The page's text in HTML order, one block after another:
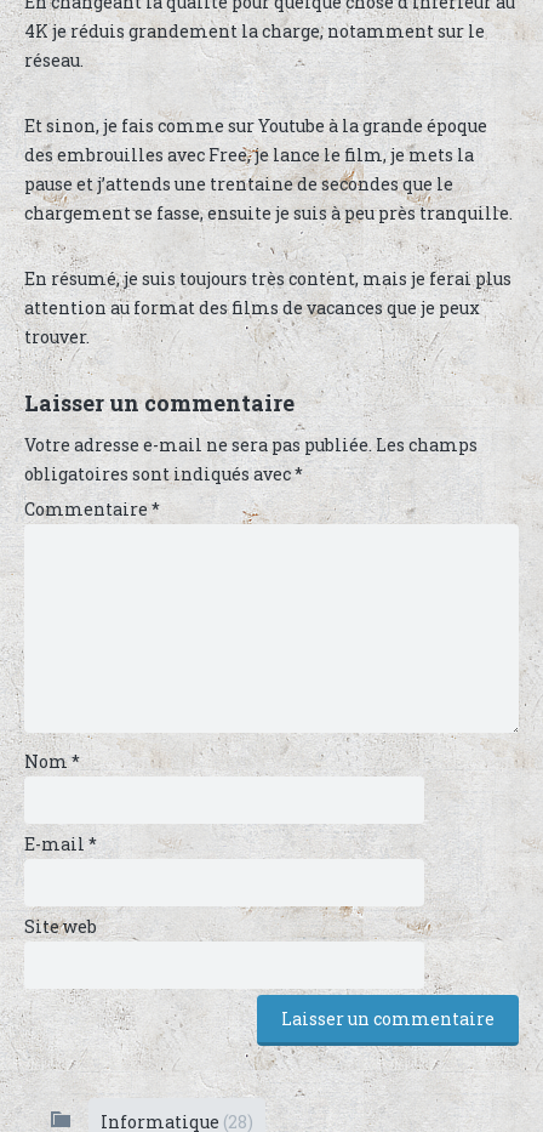
4K je réduis grandement la charge, notamment sur le
réseau.
Et sinon, je fais comme sur Youtube à la grande époque
des embrouilles avec Free, je lance le film, je mets la
pause et j’attends une trentaine de secondes que le
chargement se fasse, ensuite je suis à peu près tranquille.
En résumé, je suis toujours très content, mais je ferai plus
attention au format des films de vacances que je peux
trouver.
Laisser un commentaire
Votre adresse e-mail ne sera pas publiée. Les champs
obligatoires sont indiqués avec*
Commentaire*
Nom*
E-mail*
Site web
Informatique (28)